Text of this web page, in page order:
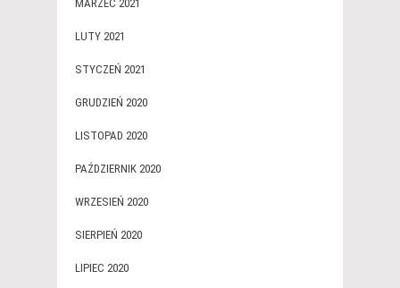
MARZEC 2021
LUTY 2021
STYCZEŃ 2021
GRUDZIEŃ 2020
LISTOPAD 2020
PAŹDZIERNIK 2020
WRZESIEŃ 2020
SIERPIEŃ 2020
LIPIEC 2020